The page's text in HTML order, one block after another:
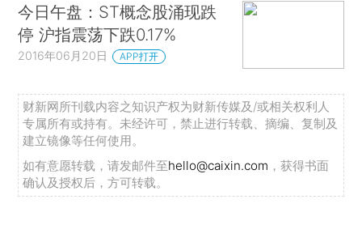
今日午盘：ST概念股涌现跌
停 沪指震荡下跌0.17%
2016年06月20日 APP打开
财新网所刊载内容之知识产权为财新传媒及/或相关权利人
专属所有或持有。未经许可，禁止进行转载、摘编、复制及
建立镜像等任何使用。
如有意愿转载，请发邮件至hello@caixin.com ，获得书面
确认及授权后，方可转载。